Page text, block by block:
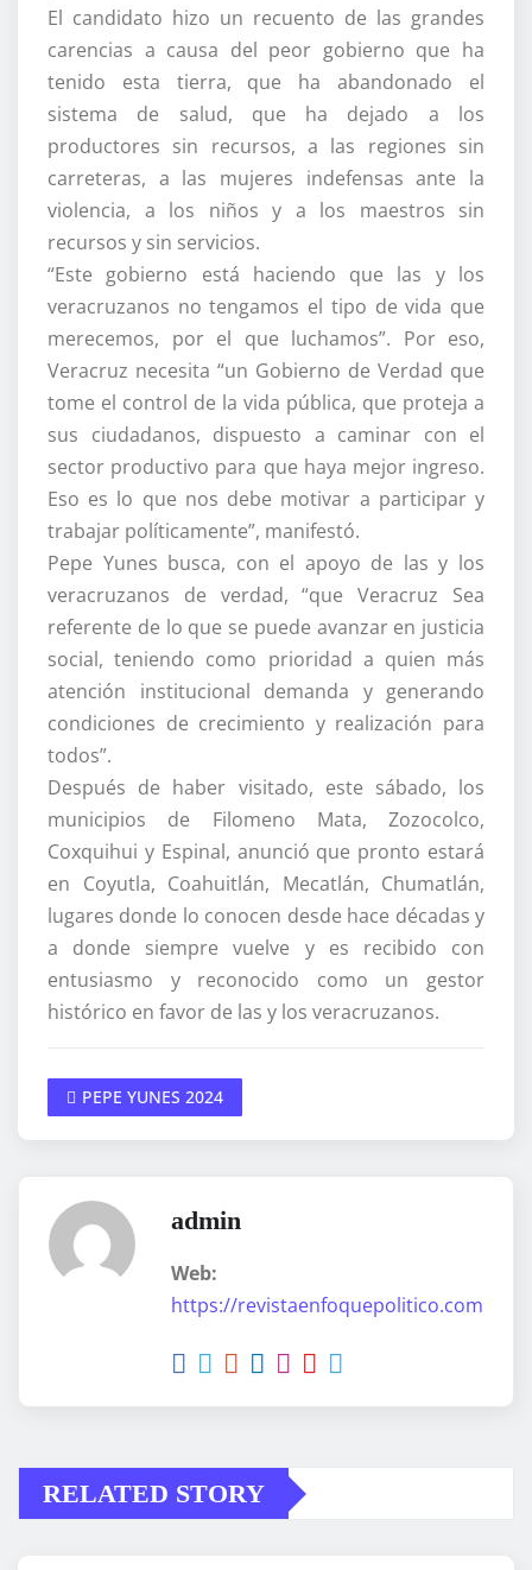
El candidato hizo un recuento de las grandes
carencias a causa del peor gobierno que ha
tenido esta tierra, que ha abandonado el
sistema de salud, que ha dejado a los
productores sin recursos, a las regiones sin
carreteras, a las mujeres indefensas ante la
violencia, a los niños y a los maestros sin
recursos y sin servicios.
“Este gobierno está haciendo que las y los
veracruzanos no tengamos el tipo de vida que
merecemos, por el que luchamos”. Por eso,
Veracruz necesita “un Gobierno de Verdad que
tome el control de la vida pública, que proteja a
sus ciudadanos, dispuesto a caminar con el
sector productivo para que haya mejor ingreso.
Eso es lo que nos debe motivar a participar y
trabajar políticamente”, manifestó.
Pepe Yunes busca, con el apoyo de las y los
veracruzanos de verdad, “que Veracruz Sea
referente de lo que se puede avanzar en justicia
social, teniendo como prioridad a quien más
atención institucional demanda y generando
condiciones de crecimiento y realización para
todos”.
Después de haber visitado, este sábado, los
municipios de Filomeno Mata, Zozocolco,
Coxquihui y Espinal, anunció que pronto estará
en Coyutla, Coahuitlán, Mecatlán, Chumatlán,
lugares donde lo conocen desde hace décadas y
a donde siempre vuelve y es recibido con
entusiasmo y reconocido como un gestor
histórico en favor de las y los veracruzanos.
PEPE YUNES 2024
admin
Web:
https://revistaenfoquepolitico.com
RELATED STORY